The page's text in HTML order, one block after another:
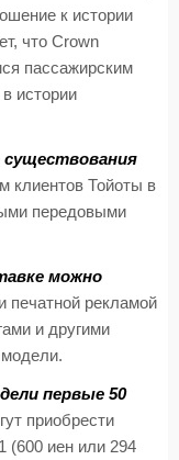
к истории
что Crown
пассажирским
истории
существования
клиентов Тойоты в
передовыми
можно
печатной рекламой
и другими
первые 50
приобрести
(600 иен или 294